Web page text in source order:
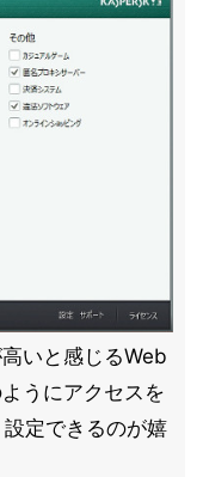
いと感じるWeb
うにアクセスを
定できるのが嬉